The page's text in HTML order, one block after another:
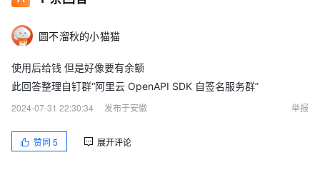
圆不溜秋的小猫猫
使用后给钱 但是好像要有余额
此回答整理自钉群“阿里云 OpenAPI SDK 自签名服务群”
2024-07-31 22:30:34
发布于安徽 举报
赞同 5 展开评论